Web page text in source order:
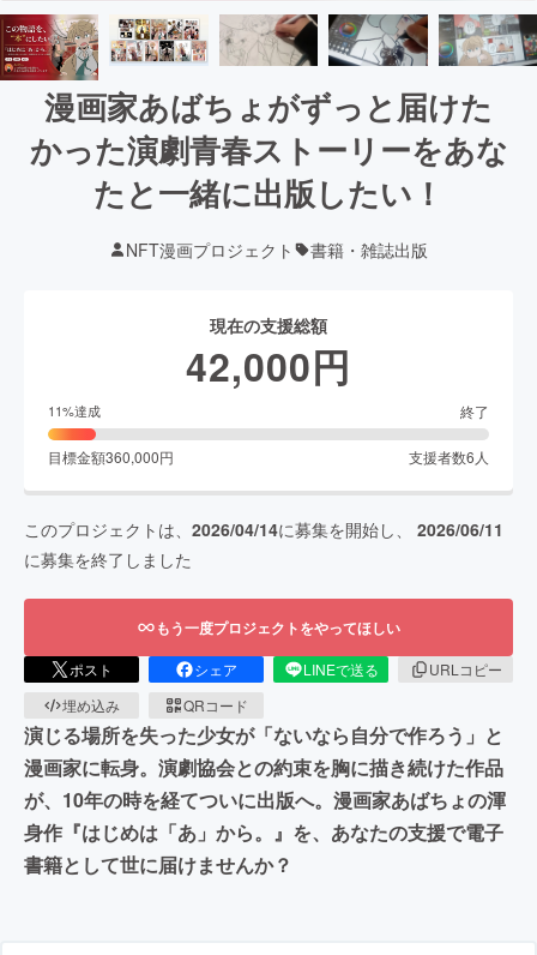
漫画家あばちょがずっと届けた
かった演劇青春ストーリーをあな
たと一緒に出版したい！
NFT漫画プロジェクト 書籍・雑誌出版
現在の支援総額
42,000円
11%達成 終了
目標金額360,000円 支援者数6 人
このプロジェクトは、 2026/04/14に募集を開始し、 2026/06/11
に募集を終了しました
もう一度プロジェクトをやってほしい
ポスト シェア LINEで送る
URLコピー
埋め込み
QRコード
演じる場所を失った少女が「ないなら自分で作ろう」と
漫画家に転身。演劇協会との約束を胸に描き続けた作品
が、10年の時を経てついに出版へ。漫画家あばちょの渾
身作『はじめは「あ」から。』を、あなたの支援で電子
書籍として世に届けませんか？